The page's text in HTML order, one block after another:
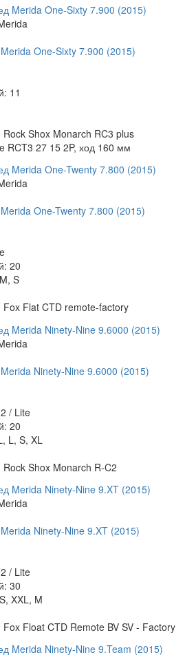
One-Sixty 7.900 (2015)
11
Rock Shox Monarch RC3 plus
RCT3 27 15 2P, ход 160 мм
One-Twenty 7.800 (2015)
20
S
Fox Flat CTD remote-factory
Ninety-Nine 9.6000 (2015)
/ Lite
20
L, S, XL
Rock Shox Monarch R-C2
Ninety-Nine 9.XT (2015)
/ Lite
30
XXL, M
Fox Float CTD Remote BV SV - Factory